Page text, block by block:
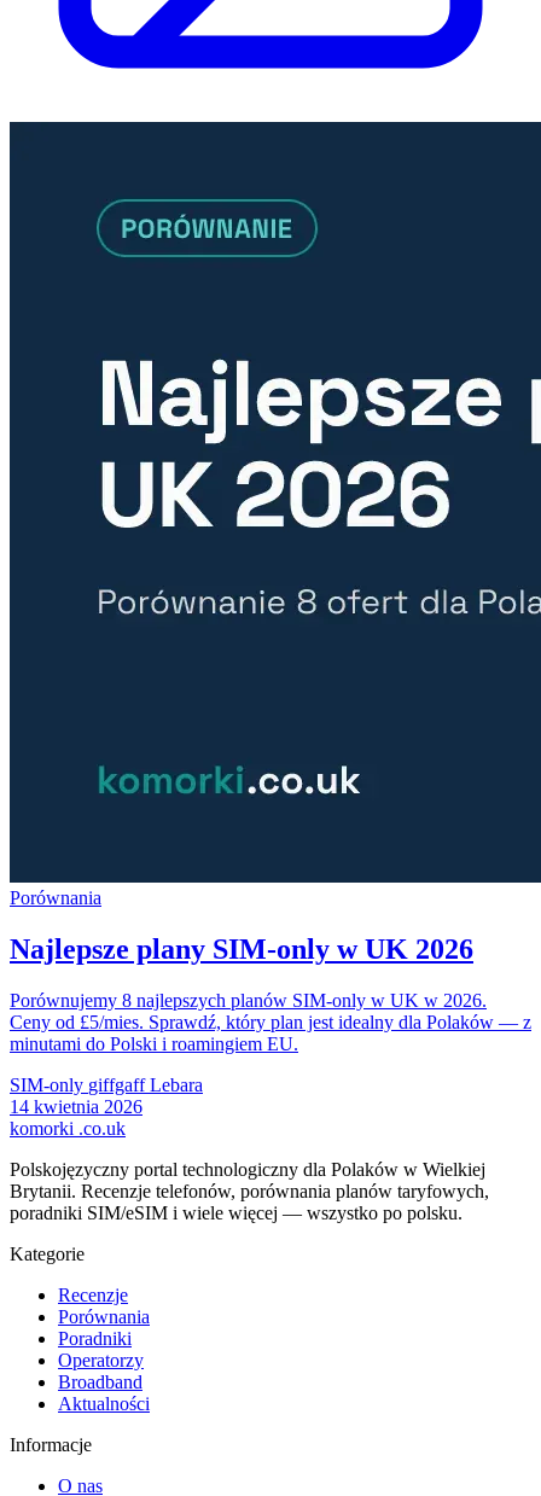
Porównania
Najlepsze plany SIM-only w UK 2026
Porównujemy 8 najlepszych planów SIM-only w UK w 2026.
Ceny od £5/mies. Sprawdź, który plan jest idealny dla Polaków — z
minutami do Polski i roamingiem EU.
SIM-only giffgaffLebara
14 kwietnia 2026
komorki .co.uk
Polskojęzyczny portal technologiczny dla Polaków w Wielkiej
Brytanii. Recenzje telefonów, porównania planów taryfowych,
poradniki SIM/eSIM i wiele więcej — wszystko po polsku.
Kategorie
Recenzje
Porównania
Poradniki
Operatorzy
Broadband
Aktualności
Informacje
O nas